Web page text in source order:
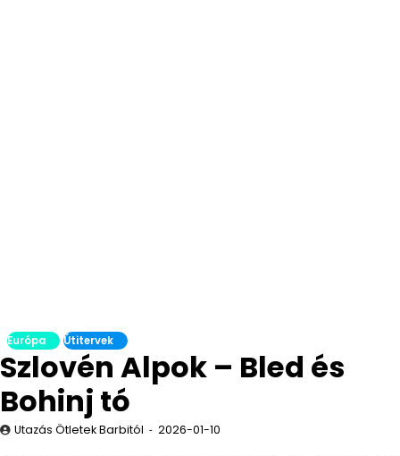
Európa Útitervek
Szlovén Alpok – Bled és
Bohinj tó
Utazás Ötletek Barbitól 2026-01-10